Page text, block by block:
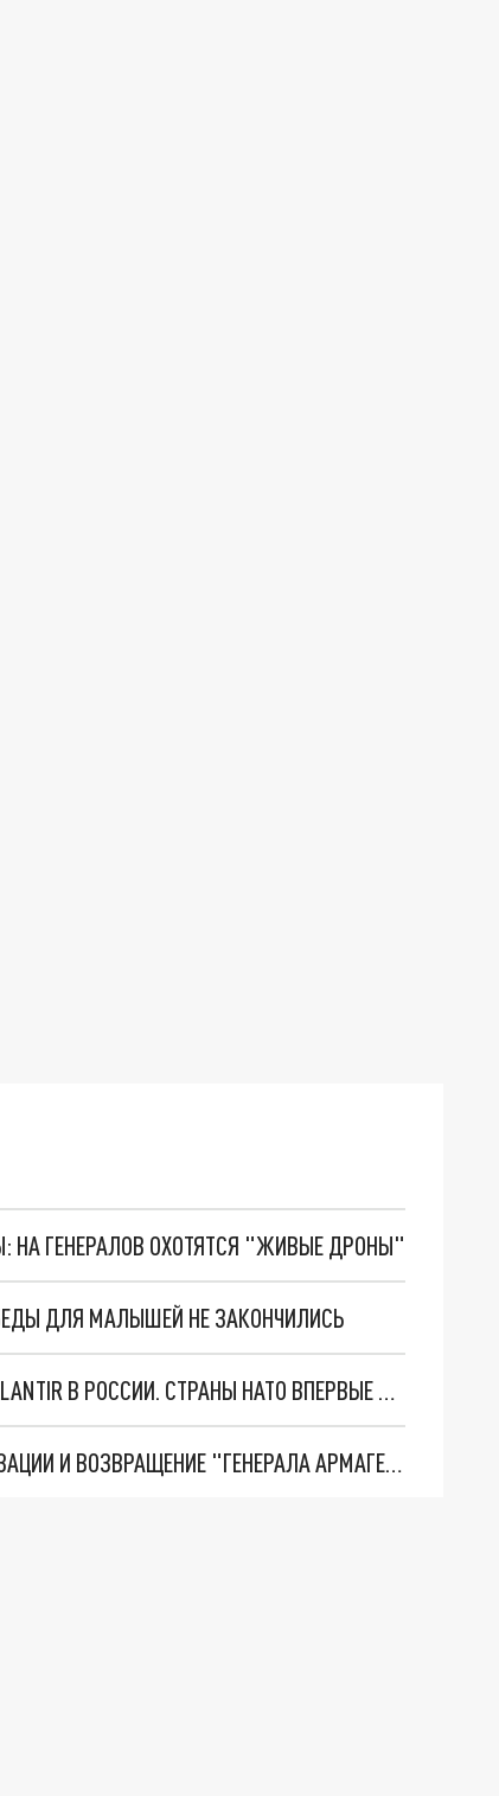
НА ГЕНЕРАЛОВ ОХОТЯТСЯ "ЖИВЫЕ ДРОНЫ"
ДЛЯ МАЛЫШЕЙ НЕ ЗАКОНЧИЛИСЬ
"ОЧЕНЬ ПЛОХИЕ НОВОСТИ": БОЛЬШАЯ ОШИБКА PALANTIR В РОССИИ. СТРАНЫ НАТО ВПЕРВЫЕ ЗА СВО ОСТАНОВИЛИ ПОСТАВКИ ОРУЖИЯ. ВСУ ТЕРЯЮТ ПРИГРАНИЧЬЕ?
ТРИ ГЛАВНЫХ ИНСАЙДА ОБ СВО. ОТМЕНА МОБИЛИЗАЦИИ И ВОЗВРАЩЕНИЕ "ГЕНЕРАЛА АРМАГЕДДОНА"? ОТЛИЧНЫЕ НОВОСТИ, КОТОРЫЕ ЖДАЛИ ВСЕ